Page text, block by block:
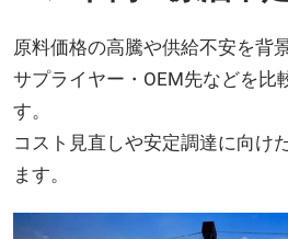
原料価格の高騰や供給不安を背
サプライヤー・OEM先などを比
す。
コスト見直しや安定調達に向け
ます。